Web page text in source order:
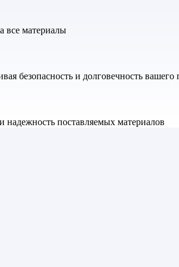
все материалы
безопасность и долговечность вашего
поставляемых материалов